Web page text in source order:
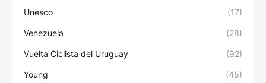
Unesco (17)
Venezuela (28)
Vuelta Ciclista del Uruguay (92)
Young (45)